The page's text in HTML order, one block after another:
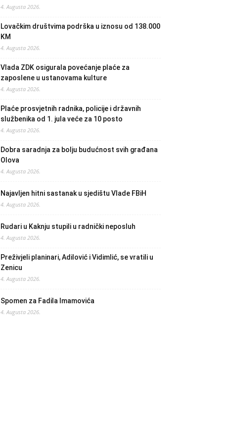
4. Augusta 2026.
Lovačkim društvima podrška u iznosu od 138.000
KM
4. Augusta 2026.
Vlada ZDK osigurala povećanje plaće za
zaposlene u ustanovama kulture
4. Augusta 2026.
Plaće prosvjetnih radnika, policije i državnih
službenika od 1. jula veće za 10 posto
4. Augusta 2026.
Dobra saradnja za bolju budućnost svih građana
Olova
4. Augusta 2026.
Najavljen hitni sastanak u sjedištu Vlade FBiH
4. Augusta 2026.
Rudari u Kaknju stupili u radnički neposluh
4. Augusta 2026.
Preživjeli planinari, Adilović i Vidimlić, se vratili u
Zenicu
4. Augusta 2026.
Spomen za Fadila Imamovića
4. Augusta 2026.